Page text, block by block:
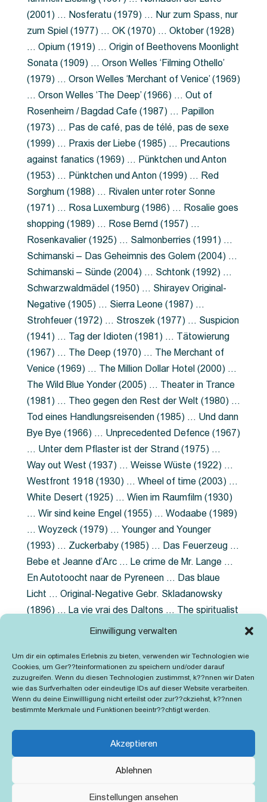
Einwilligung verwalten
Um dir ein optimales Erlebnis zu bieten, verwenden wir Technologien wie
Cookies, um Ger??teinformationen zu speichern und/oder darauf
zuzugreifen. Wenn du diesen Technologien zustimmst, k??nnen wir Daten
wie das Surfverhalten oder eindeutige IDs auf dieser Website verarbeiten.
Wenn du deine Einwillligung nicht erteilst oder zur??ckziehst, k??nnen
bestimmte Merkmale und Funktionen beeintr??chtigt werden.
Akzeptieren
Ablehnen
Einstellungen ansehen
(2001) … Nosferatu (1979) … Nur zum Spass, nur
zum Spiel (1977) … OK (1970) … Oktober (1928)
… Opium (1919) … Origin of Beethovens Moonlight
Sonata (1909) … Orson Welles ‘Filming Othello’
(1979) … Orson Welles ‘Merchant of Venice’ (1969)
… Orson Welles ‘The Deep’ (1966) … Out of
Rosenheim / Bagdad Cafe (1987) … Papillon
(1973) … Pas de café, pas de télé, pas de sexe
(1999) … Praxis der Liebe (1985) … Precautions
against fanatics (1969) … Pünktchen und Anton
(1953) … Pünktchen und Anton (1999) … Red
Sorghum (1988) … Rivalen unter roter Sonne
(1971) … Rosa Luxemburg (1986) … Rosalie goes
shopping (1989) … Rose Bernd (1957) …
Rosenkavalier (1925) … Salmonberries (1991) …
Schimanski – Das Geheimnis des Golem (2004) …
Schimanski – Sünde (2004) … Schtonk (1992) …
Schwarzwaldmädel (1950) … Shirayev Original-
Negative (1905) … Sierra Leone (1987) …
Strohfeuer (1972) … Stroszek (1977) … Suspicion
(1941) … Tag der Idioten (1981) … Tätowierung
(1967) … The Deep (1970) … The Merchant of
Venice (1969) … The Million Dollar Hotel (2000) …
The Wild Blue Yonder (2005) … Theater in Trance
(1981) … Theo gegen den Rest der Welt (1980) …
Tod eines Handlungsreisenden (1985) … Und dann
Bye Bye (1966) … Unprecedented Defence (1967)
… Unter dem Pflaster ist der Strand (1975) …
Way out West (1937) … Weisse Wüste (1922) …
Westfront 1918 (1930) … Wheel of time (2003) …
White Desert (1925) … Wien im Raumfilm (1930)
… Wir sind keine Engel (1955) … Wodaabe (1989)
… Woyzeck (1979) … Younger and Younger
(1993) … Zuckerbaby (1985) … Das Feuerzeug …
Bebe et Jeanne d’Arc … Le crime de Mr. Lange …
En Autotoocht naar de Pyreneen … Das blaue
Licht … Original-Negative Gebr. Skladanowsky
(1896) … La vie vrai des Daltons … The spiritualist
photographer … Feuer im Fjord … The Song of the
Grubenlampe … Tolstoy … Grün ist die Heide …
Lady Hamilton … Mütter verzaget nicht …
Ruttmann Werbefilme